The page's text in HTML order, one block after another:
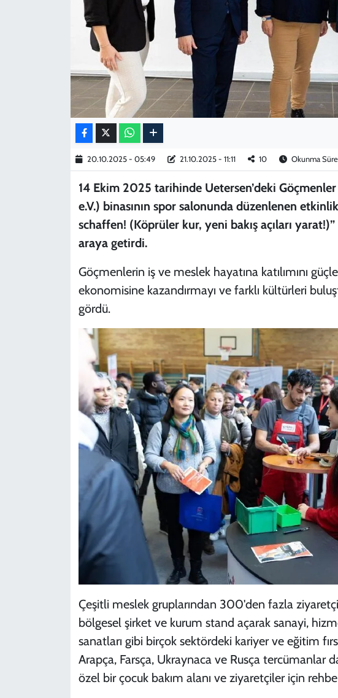
20.10.2025 - 05:49 21.10.2025 - 11:11 10 Okunma
14 Ekim 2025 tarihinde Uetersen’deki
e.V.) binasının spor salonunda düzenlenen
schaffen! (Köprüler kur, yeni bakış açıları
araya getirdi.
Göçmenlerin iş ve meslek hayatına katılımını
ekonomisine kazandırmayı ve farklı kültürleri
gördü.
Çeşitli meslek gruplarından 300'den fazla
bölgesel şirket ve kurum stand açarak sanayi,
sanatları gibi birçok sektördeki kariyer ve eğitim
Arapça, Farsça, Ukraynaca ve Rusça tercümanlar
özel bir çocuk bakım alanı ve ziyaretçiler için